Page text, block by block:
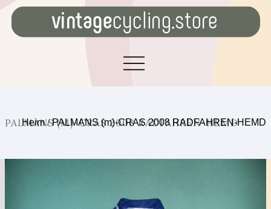
PALMANS (M)-CRAS 2008 RADFAHREN-HEMD
Heim/PALMANS (m)-CRAS 2008 RADFAHREN-HEMD